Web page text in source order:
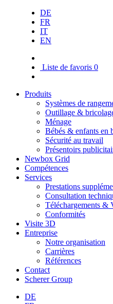
DE
FR
IT
EN
Liste de favoris 0
Produits
Systèmes de
Outillage &
Ménage
Bébés & enfants en
Sécurité au travail
Présentoirs
Newbox Grid
Compétences
Services
Prestations
Consultation
Téléchargements &
Conformités
Visite 3D
Entreprise
Notre organisation
Carrières
Références
Contact
Scherer Group
DE